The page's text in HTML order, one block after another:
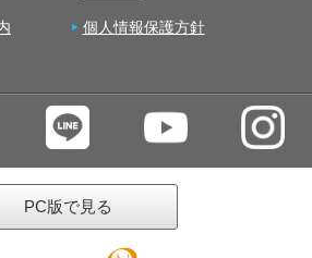
個人情報保護方針
PC版で見る